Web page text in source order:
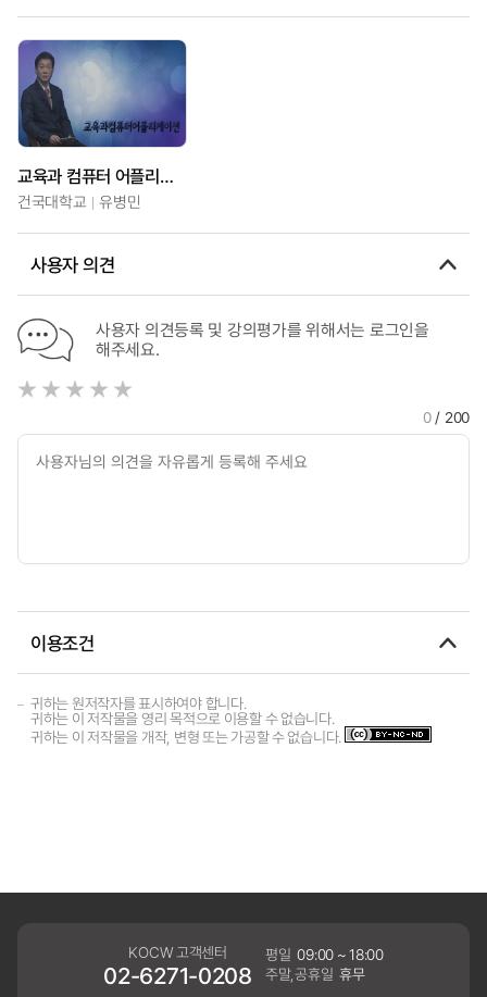
교육과 컴퓨터 어플리케이션
건국대학교 유병민
사용자 의견
사용자 의견등록 및 강의평가를 위해서는 로그인을
해주세요.
0/ 200
이용조건
귀하는 원저작자를 표시하여야 합니다.
귀하는 이 저작물을 영리 목적으로 이용할 수 없습니다.
귀하는 이 저작물을 개작, 변형 또는 가공할 수 없습니다.
KOCW 고객센터
02-6271-0208
평일 09:00 ~ 18:00
주말,공휴일 휴무